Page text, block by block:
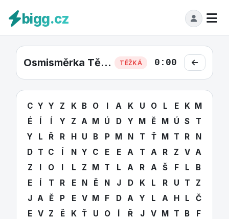
bigg.cz
Osmisměrka Těžká #18 TĚŽKÁ 0:00
C Y Y Z K B O I A K U O L E K M
É
Í Í Y Z A M Ú D Y M Ě M Ú S
T
Y
L Ř R H U B P M N T Ť M T R
N
D T C Í N Y C E E A T A R Z V A
Z
I O I L Z M T L A R A Š F L
B
E
Í T R E N Ě N J D K L R U T
Z
J A Ě P E V M F D A Y L A H L
Č
E V Z Ě K Ť U O Í Ř J V M T B
F